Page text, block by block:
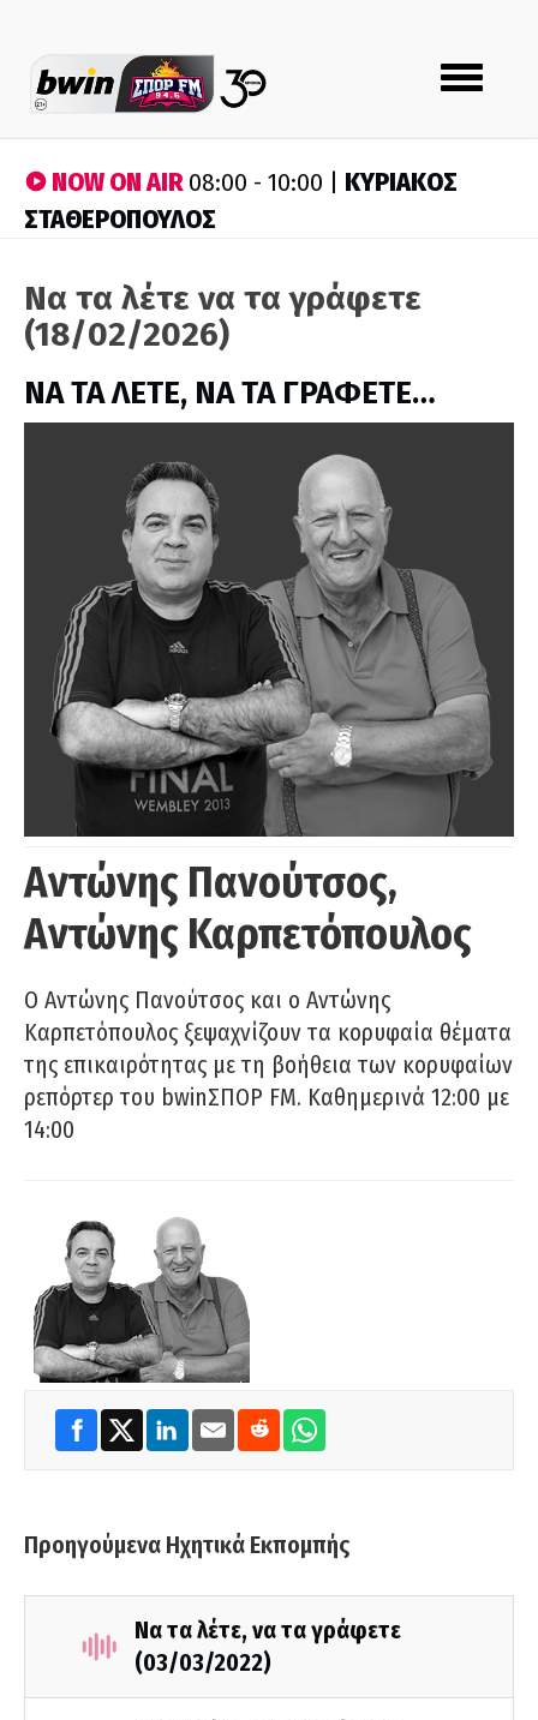
Toggle
navigation
NOW ON AIR08:00 - 10:00 | ΚΥΡΙΑΚΟΣ
ΣΤΑΘΕΡΟΠΟΥΛΟΣ
Να τα λέτε να τα γράφετε
(18/02/2026)
ΝΑ ΤΑ ΛΕΤΕ, ΝΑ ΤΑ ΓΡΑΦΕΤΕ…
Αντώνης Πανούτσος,
Αντώνης Καρπετόπουλος
Ο Αντώνης Πανούτσος και ο Αντώνης
Καρπετόπουλος ξεψαχνίζουν τα κορυφαία θέματα
της επικαιρότητας με τη βοήθεια των κορυφαίων
ρεπόρτερ του bwinΣΠΟΡ FM. Καθημερινά 12:00 με
14:00
Προηγούμενα Ηχητικά Εκπομπής
Να τα λέτε, να τα γράφετε
(03/03/2022)